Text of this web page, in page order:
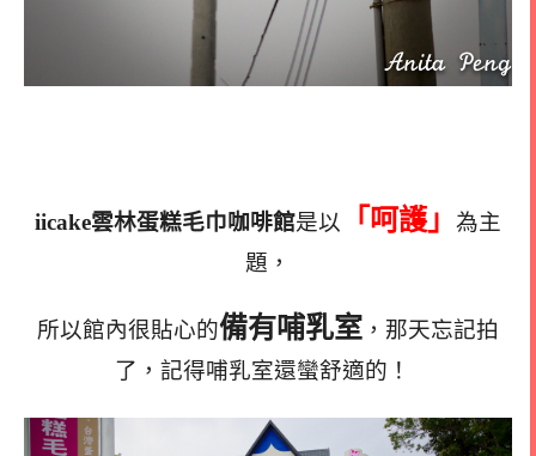
iicake雲林蛋糕毛巾咖啡館是以 「呵護」
為主
題，
所以館內很貼心的備有哺乳室 ，那天忘記拍
了，記得哺乳室還蠻舒適的！